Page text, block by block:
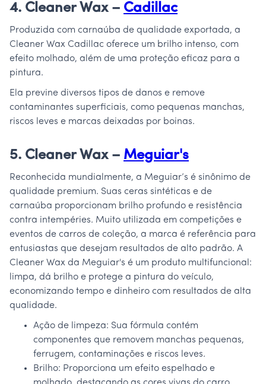
4. Cleaner Wax – Cadillac
Produzida com carnaúba de qualidade exportada, a
Cleaner Wax Cadillac oferece um brilho intenso, com
efeito molhado, além de uma proteção eficaz para a
pintura.
Ela previne diversos tipos de danos e remove
contaminantes superficiais, como pequenas manchas,
riscos leves e marcas deixadas por boinas.
5. Cleaner Wax – Meguiar's
Reconhecida mundialmente, a Meguiar’s é sinônimo de
qualidade premium. Suas ceras sintéticas e de
carnaúba proporcionam brilho profundo e resistência
contra intempéries. Muito utilizada em competições e
eventos de carros de coleção, a marca é referência para
entusiastas que desejam resultados de alto padrão. A
Cleaner Wax da Meguiar's é um produto multifuncional:
limpa, dá brilho e protege a pintura do veículo,
economizando tempo e dinheiro com resultados de alta
qualidade.
Ação de limpeza: Sua fórmula contém
componentes que removem manchas pequenas,
ferrugem, contaminações e riscos leves.
Brilho: Proporciona um efeito espelhado e